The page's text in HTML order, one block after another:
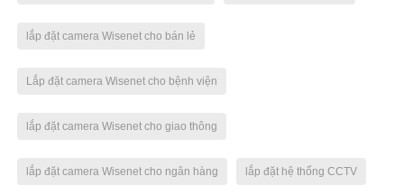
lắp đặt camera Wisenet cho bán lẻ
Lắp đặt camera Wisenet cho bệnh viện
lắp đặt camera Wisenet cho giao thông
lắp đặt camera Wisenet cho ngân hàng lắp đặt hệ thống CCTV